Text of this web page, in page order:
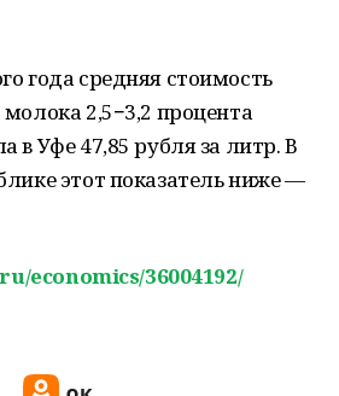
года средняя стоимость
2,5−3,2 процента
в Уфе 47,85 рубля за литр. В
этот показатель ниже —
economics/36004192/